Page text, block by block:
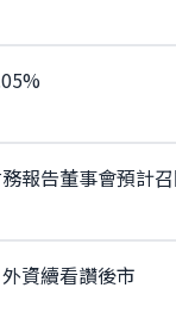
報告董事會預計
資續看讚後市